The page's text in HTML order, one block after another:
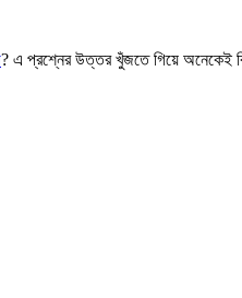
? এ প্রশ্নের উত্তর খুঁজতে গিয়ে অনেকেই